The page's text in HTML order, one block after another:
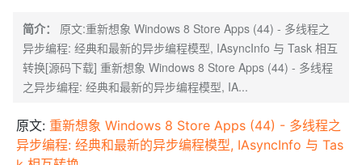
简介：
原文:重新想象 Windows 8 Store Apps (44) - 多线程之
异步编程: 经典和最新的异步编程模型, IAsyncInfo 与 Task 相互
转换[源码下载] 重新想象 Windows 8 Store Apps (44) - 多线程
之异步编程: 经典和最新的异步编程模型, IA...
原文: 重新想象 Windows 8 Store Apps (44) - 多线程之
异步编程: 经典和最新的异步编程模型, IAsyncInfo 与 Tas